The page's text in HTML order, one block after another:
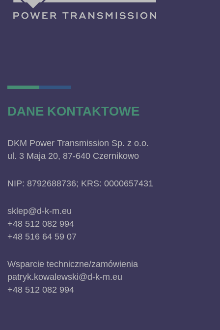
DANE KONTAKTOWE
DKM Power Transmission Sp. z o.o.
ul. 3 Maja 20, 87-640 Czernikowo
NIP: 8792688736; KRS: 0000657431
sklep@d-k-m.eu
+48 512 082 994
+48 516 64 59 07
Wsparcie techniczne/zamówienia
patryk.kowalewski@d-k-m.eu
+48 512 082 994